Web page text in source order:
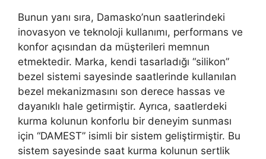
Bunun yanı sıra, Damasko’nun saatlerindeki
inovasyon ve teknoloji kullanımı, performans ve
konfor açısından da müşterileri memnun
etmektedir. Marka, kendi tasarladığı “silikon”
bezel sistemi sayesinde saatlerinde kullanılan
bezel mekanizmasını son derece hassas ve
dayanıklı hale getirmiştir. Ayrıca, saatlerdeki
kurma kolunun konforlu bir deneyim sunması
için “DAMEST” isimli bir sistem geliştirmiştir. Bu
sistem sayesinde saat kurma kolunun sertlik